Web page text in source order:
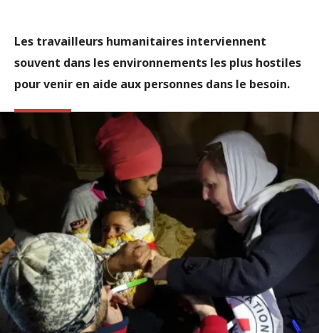
Les travailleurs humanitaires interviennent
souvent dans les environnements les plus hostiles
pour venir en aide aux personnes dans le besoin.